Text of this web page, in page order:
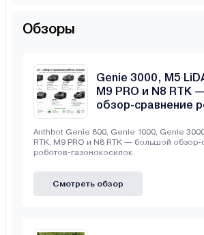
Обзоры
Genie 3000, M5
M9 PRO и N8 RTK
обзор-сравнение
Anthbot Genie 800, Genie 1000, Genie
RTK, M9 PRO и N8 RTK — большой
роботов-газонокосилок
Смотреть обзор